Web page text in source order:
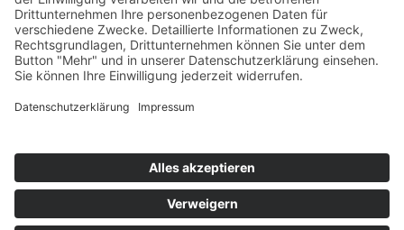
Cookie-Einstellungen